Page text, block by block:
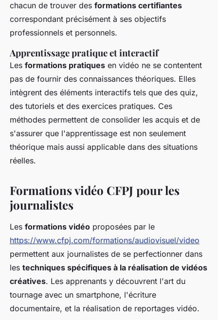
chacun de trouver des formations certifiantes
correspondant précisément à ses objectifs
professionnels et personnels.
Apprentissage pratique et interactif
Les formations pratiques en vidéo ne se contentent
pas de fournir des connaissances théoriques. Elles
intègrent des éléments interactifs tels que des quiz,
des tutoriels et des exercices pratiques. Ces
méthodes permettent de consolider les acquis et de
s'assurer que l'apprentissage est non seulement
théorique mais aussi applicable dans des situations
réelles.
Formations vidéo CFPJ pour les
journalistes
Les formations vidéo proposées par le
https://www.cfpj.com/formations/audiovisuel/video
permettent aux journalistes de se perfectionner dans
les techniques spécifiques à la réalisation de vidéos
créatives. Les apprenants y découvrent l'art du
tournage avec un smartphone, l'écriture
documentaire, et la réalisation de reportages vidéo.